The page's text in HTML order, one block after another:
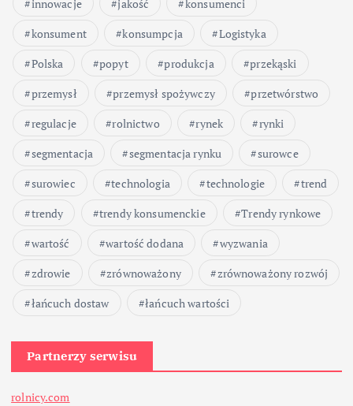
i
e
w
p
i
s
ó
w
innowacje
jakość
konsumenci
konsument
konsumpcja
Logistyka
Polska
popyt produkcja
przekąski
przemysł
przemysł spożywczy
przetwórstwo
regulacje
rolnictwo rynek
rynki
segmentacja
segmentacja rynku
surowce
surowiec
technologia technologie
trend
trendy
trendy konsumenckie
Trendy rynkowe
wartość
wartość dodana
wyzwania
zdrowie
zrównoważony
zrównoważony rozwój
łańcuch dostaw
łańcuch wartości
Partnerzy serwisu
rolnicy.com